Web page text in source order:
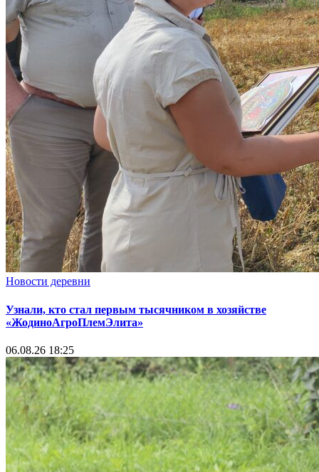
Новости деревни
Узнали, кто стал первым тысячником в хозяйстве
«ЖодиноАгроПлемЭлита»
06.08.26 18:25